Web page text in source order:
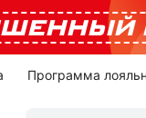
Программа